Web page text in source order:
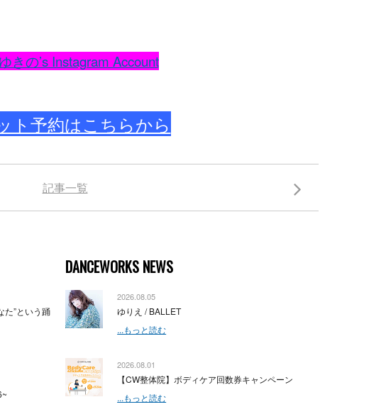
きの’s Instagram Account
ト予約はこちらから
記事一覧
た”という踊
DANCEWORKS NEWS
2026.08.05
ゆりえ / BALLET
...もっと読む
2026.08.01
【CW整体院】ボディケア回数券キャンペーン
...もっと読む